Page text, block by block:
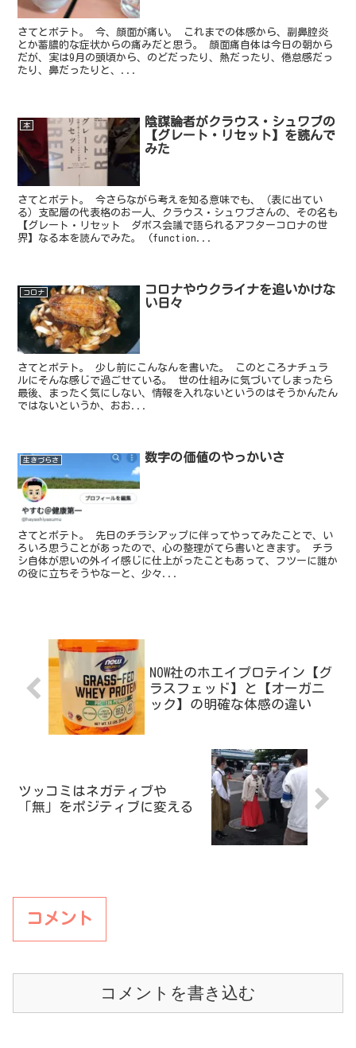
さてとポテト。 今、顔面が痛い。 これまでの体感から、副鼻腔炎
とか蓄膿的な症状からの痛みだと思う。 顔面痛自体は今日の朝から
だが、実は9月の頭頃から、のどだったり、熱だったり、倦怠感だっ
たり、鼻だったりと、...
本
陰謀論者がクラウス・シュワブの
【グレート・リセット】を読んで
みた
さてとポテト。 今さらながら考えを知る意味でも、（表に出てい
る）支配層の代表格のお一人、クラウス・シュワブさんの、その名も
【グレート・リセット ダボス会議で語られるアフターコロナの世
界】なる本を読んでみた。 (function...
コロナ
コロナやウクライナを追いかけな
い日々
さてとポテト。 少し前にこんなんを書いた。 このところナチュラ
ルにそんな感じで過ごせている。 世の仕組みに気づいてしまったら
最後、まったく気にしない、情報を入れないというのはそうかんたん
ではないというか、おお...
生きづらさ 数字の価値のやっかいさ
さてとポテト。 先日のチラシアップに伴ってやってみたことで、い
ろいろ思うことがあったので、心の整理がてら書いときます。 チラ
シ自体が思いの外イイ感じに仕上がったこともあって、フツーに誰か
の役に立ちそうやなーと、少々...
NOW社のホエイプロテイン【グ
ラスフェッド】と【オーガニ
ック】の明確な体感の違い
ツッコミはネガティブや
「無」をポジティブに変える
コメント
コメントを書き込む